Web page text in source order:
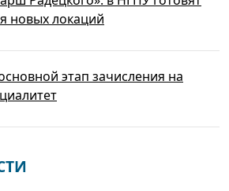
новых локаций
этап зачисления на